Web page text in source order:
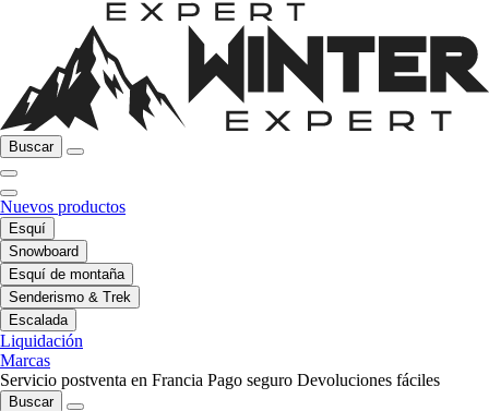
Buscar
Nuevos productos
Esquí
Snowboard
Esquí de montaña
Senderismo & Trek
Escalada
Liquidación
Marcas
Servicio postventa en Francia Pago seguro Devoluciones fáciles
Buscar